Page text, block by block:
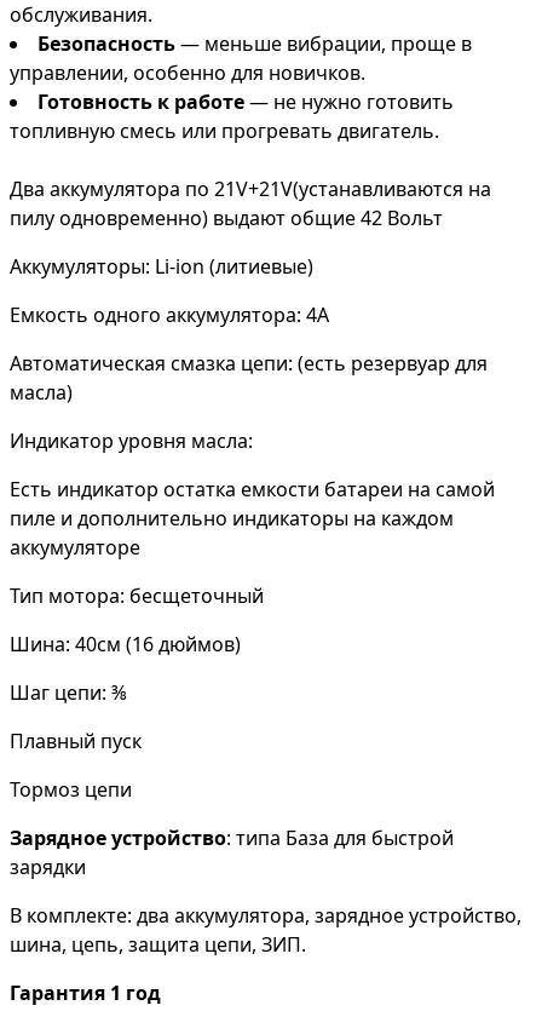
обслуживания.
Безопасность— меньше вибрации, проще в
управлении, особенно для новичков.
Готовность к работе— не нужно готовить
топливную смесь или прогревать двигатель.
Два аккумулятора по 21V+21V(устанавливаются на
пилу одновременно) выдают общие 42 Вольт
Аккумуляторы: Li-ion (литиевые)
Емкость одного аккумулятора: 4А
Автоматическая смазка цепи: (есть резервуар для
масла)
Индикатор уровня масла:
Есть индикатор остатка емкости батареи на самой
пиле и дополнительно индикаторы на каждом
аккумуляторе
Тип мотора: бесщеточный
Шина: 40см (16 дюймов)
Шаг цепи: ⅜
Плавный пуск
Тормоз цепи
Зарядное устройство: типа База для быстрой
зарядки
В комплекте: два аккумулятора, зарядное устройство,
шина, цепь, защита цепи, ЗИП.
Гарантия 1 год